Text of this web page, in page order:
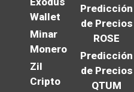
Wallet
Minar
Monero
Zil
Cripto
Predicción
de Precios
ROSE
Predicción
de Precios
QTUM